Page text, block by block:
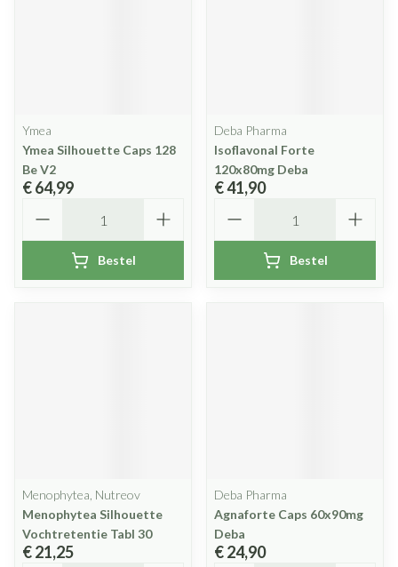
Ymea
Ymea Silhouette Caps 128
Be V2
€ 64,99
Bestel
Deba Pharma
Isoflavonal Forte
120x80mg Deba
€ 41,90
Bestel
Menophytea, Nutreov
Menophytea Silhouette
Vochtretentie Tabl 30
€ 21,25
Deba Pharma
Agnaforte Caps 60x90mg
Deba
€ 24,90